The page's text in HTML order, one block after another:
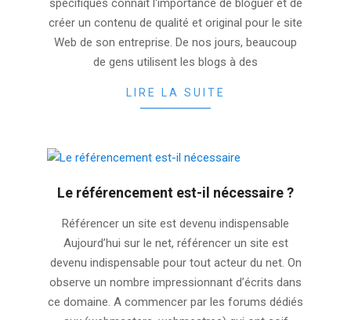
spécifiques connaît l'importance de bloguer et de
créer un contenu de qualité et original pour le site
Web de son entreprise. De nos jours, beaucoup
de gens utilisent les blogs à des
LIRE LA SUITE
Le référencement est-il nécessaire ?
11-Référencer un site est devenu indispensable
Aujourd’hui sur le net, référencer un site est
devenu indispensable pour tout acteur du net. On
observe un nombre impressionnant d’écrits dans
ce domaine. A commencer par les forums dédiés